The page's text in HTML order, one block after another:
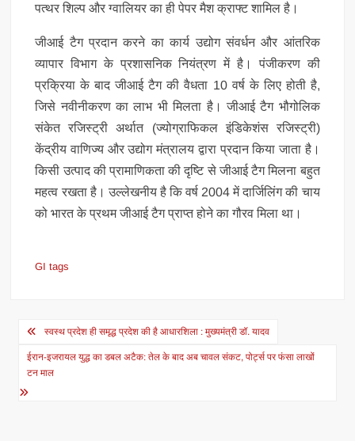
पत्थर शिल्प और ग्वालियर का ही पेपर मैश क्राफ्ट शामिल है।
जीआई टैग प्रदान करने का कार्य उद्योग संवर्धन और आंतरिक
व्यापार विभाग के प्रशासनिक नियंत्रण में है। पंजीकरण की
प्रक्रिया के बाद जीआई टैग की वैधता 10 वर्ष के लिए होती है,
जिसे नवीनीकरण का लाभ भी मिलता है। जीआई टैग भौगोलिक
संकेत रजिस्ट्री अर्थात (ज्योग्राफिकल इंडिकेशंस रजिस्ट्री)
केंद्रीय वाणिज्य और उद्योग मंत्रालय द्वारा प्रदान किया जाता है।
किसी उत्पाद की प्रामाणिकता की दृष्टि से जीआई टैग मिलना बहुत
महत्व रखता है। उल्लेखनीय है कि वर्ष 2004 में दार्जिलिंग की चाय
को भारत के प्रथम जीआई टैग प्राप्त होने का गौरव मिला था।
GI tags
Post
navigation
स्वस्थ प्रदेश ही समृद्ध प्रदेश की है आधारशिला : मुख्यमंत्री डॉ. यादव
ईरान-इजरायल युद्ध का डबल अटैक: तेल के बाद अब चावल संकट, पोर्ट्स पर फंसा लाखों
टन माल